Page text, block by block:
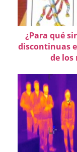
¿Para qué
discontinuas
de los